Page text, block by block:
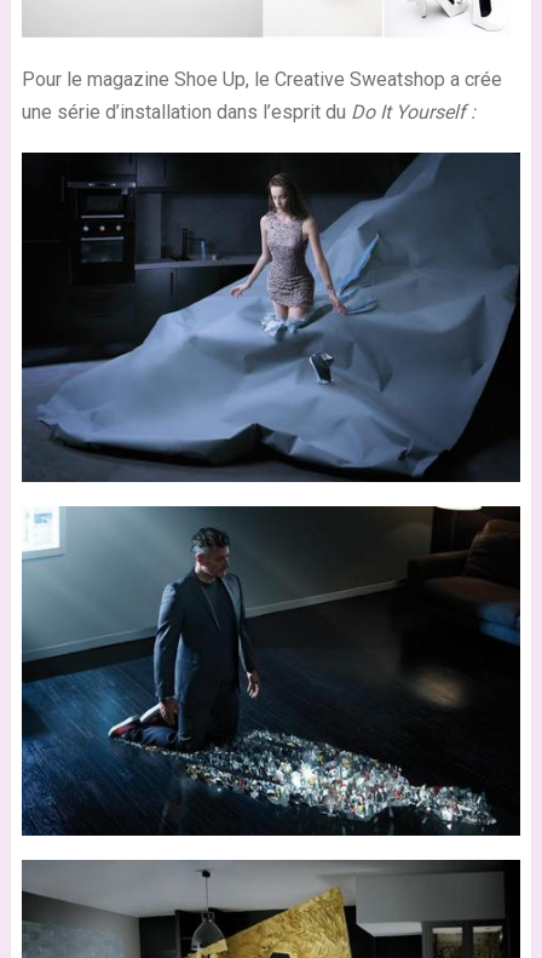
Pour le magazine Shoe Up, le Creative Sweatshop a crée
une série d’installation dans l’esprit du Do It Yourself :